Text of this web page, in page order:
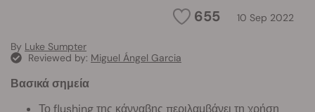
655 10 Sep 2022
By Luke Sumpter
Reviewed by: Miguel Ángel Garcia
Βασικά σημεία
Το flushing της κάνναβης περιλαμβάνει τη χρήση